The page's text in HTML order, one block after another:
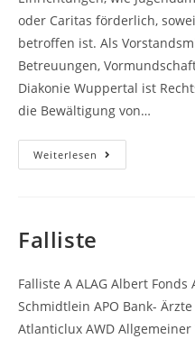
oder Caritas förderlich,
betroffen ist. Als
Betreuungen,
Diakonie Wuppertal ist
die Bewältigung von…
Weiterlesen Familienrecht
Falliste
Falliste A ALAG Albert
Schmidtlein APO Bank-
Atlanticlux AWD